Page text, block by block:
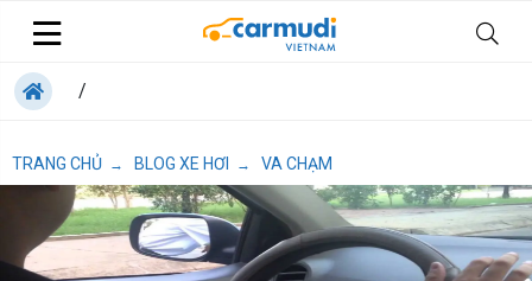
/
TRANG CHỦ → BLOG XE HƠI → VA CHẠM